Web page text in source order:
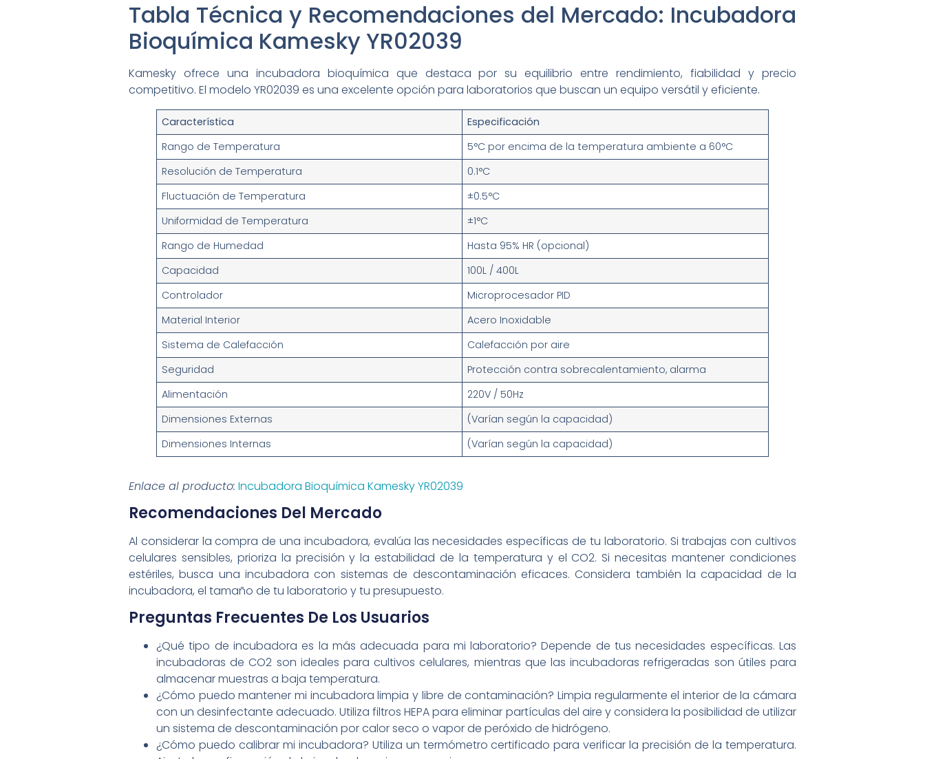
Tabla Técnica y Recomendaciones del Mercado: Incubadora
Bioquímica Kamesky YR02039
Kamesky ofrece una incubadora bioquímica que destaca por su equilibrio entre rendimiento, fiabilidad y precio
competitivo. El modelo YR02039 es una excelente opción para laboratorios que buscan un equipo versátil y eficiente.
Característica
Especificación
Rango de Temperatura
5°C por encima de la temperatura ambiente a 60°C
Resolución de Temperatura
0.1°C
Fluctuación de Temperatura
±0.5°C
Uniformidad de Temperatura
±1°C
Rango de Humedad
Hasta 95% HR (opcional)
Capacidad
100L / 400L
Controlador
Microprocesador PID
Material Interior
Acero Inoxidable
Sistema de Calefacción
Calefacción por aire
Seguridad
Protección contra sobrecalentamiento, alarma
Alimentación
220V / 50Hz
Dimensiones Externas
(Varían según la capacidad)
Dimensiones Internas
(Varían según la capacidad)
Enlace al producto: Incubadora Bioquímica Kamesky YR02039
Recomendaciones Del Mercado
Al considerar la compra de una incubadora, evalúa las necesidades específicas de tu laboratorio. Si trabajas con cultivos
celulares sensibles, prioriza la precisión y la estabilidad de la temperatura y el CO2. Si necesitas mantener condiciones
estériles, busca una incubadora con sistemas de descontaminación eficaces. Considera también la capacidad de la
incubadora, el tamaño de tu laboratorio y tu presupuesto.
Preguntas Frecuentes De Los Usuarios
¿Qué tipo de incubadora es la más adecuada para mi laboratorio? Depende de tus necesidades específicas. Las
incubadoras de CO2 son ideales para cultivos celulares, mientras que las incubadoras refrigeradas son útiles para
almacenar muestras a baja temperatura.
¿Cómo puedo mantener mi incubadora limpia y libre de contaminación? Limpia regularmente el interior de la cámara
con un desinfectante adecuado. Utiliza filtros HEPA para eliminar partículas del aire y considera la posibilidad de utilizar
un sistema de descontaminación por calor seco o vapor de peróxido de hidrógeno.
¿Cómo puedo calibrar mi incubadora? Utiliza un termómetro certificado para verificar la precisión de la temperatura.